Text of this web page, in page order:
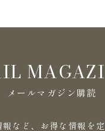
メールマガジン購読
など、お得な情報を定